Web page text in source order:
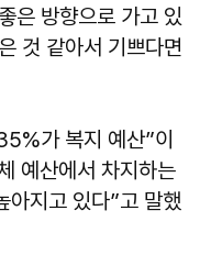
은 방향으로 가고 있
것 같아서 기쁘다면
가 복지 예산”이
예산에서 차지하는
아지고 있다”고 말했